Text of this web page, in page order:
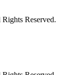
Reserved.